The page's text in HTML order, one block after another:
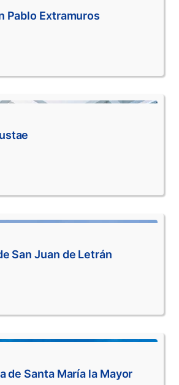
Pablo Extramuros
San Juan de Letrán
de Santa María la Mayor